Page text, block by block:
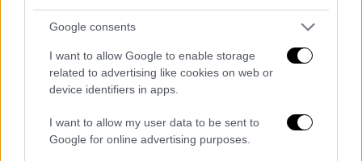
Google consents
I want to allow Google to enable storage
related to advertising like cookies on web or
device identifiers in apps.
I want to allow my user data to be sent to
Google for online advertising purposes.
Πιστεύω, όπως βλέπω τα νούμερα, ότι μετά
το Δεκέμβρη θα έχουμε απότομη πτώση των
κρουσμάτων. Για τις γιορτές δεν νομίζω ότι
χρειάζεται να πάρουμε περισσότερα μέτρα.
αρθούν τα Χριστούγεννα. Τα μέτρα αφορούν
κυρίως στους ανεμβολίαστους»